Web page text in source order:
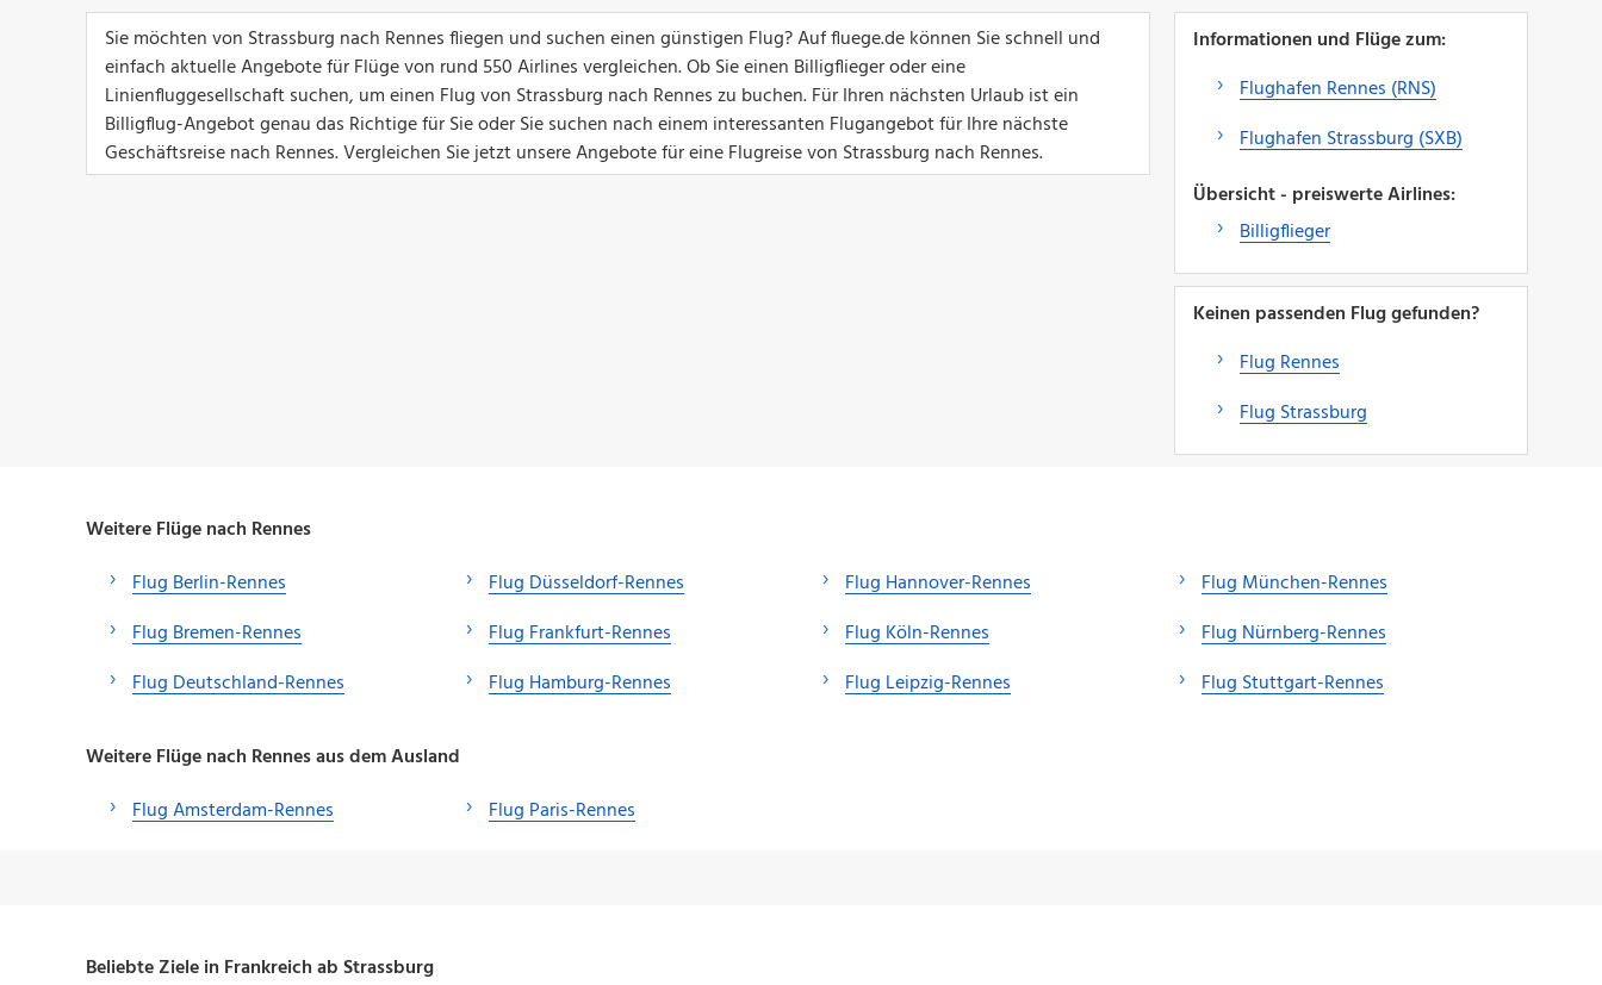
Sie möchten von Strassburg nach Rennes fliegen und suchen einen günstigen Flug? Auf fluege.de können Sie schnell und
einfach aktuelle Angebote für Flüge von rund 550 Airlines vergleichen. Ob Sie einen Billigflieger oder eine
Linienfluggesellschaft suchen, um einen Flug von Strassburg nach Rennes zu buchen. Für Ihren nächsten Urlaub ist ein
Billigflug-Angebot genau das Richtige für Sie oder Sie suchen nach einem interessanten Flugangebot für Ihre nächste
Geschäftsreise nach Rennes. Vergleichen Sie jetzt unsere Angebote für eine Flugreise von Strassburg nach Rennes.
Informationen und Flüge zum:
Flughafen Rennes (RNS)
Flughafen Strassburg (SXB)
Übersicht - preiswerte Airlines:
Billigflieger
Keinen passenden Flug gefunden?
Flug Rennes
Flug Strassburg
Weitere Flüge nach Rennes
Flug Berlin-Rennes
Flug Bremen-Rennes
Flug Deutschland-Rennes
Flug Düsseldorf-Rennes
Flug Frankfurt-Rennes
Flug Hamburg-Rennes
Flug Hannover-Rennes
Flug Köln-Rennes
Flug Leipzig-Rennes
Flug München-Rennes
Flug Nürnberg-Rennes
Flug Stuttgart-Rennes
Weitere Flüge nach Rennes aus dem Ausland
Flug Amsterdam-Rennes
Flug Paris-Rennes
Beliebte Ziele in Frankreich ab Strassburg